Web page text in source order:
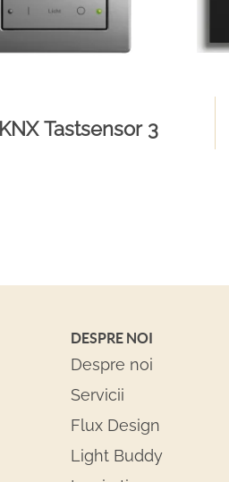
Tastsensor 3
DESPRE NOI
Despre noi
Servicii
Flux Design
Light Buddy